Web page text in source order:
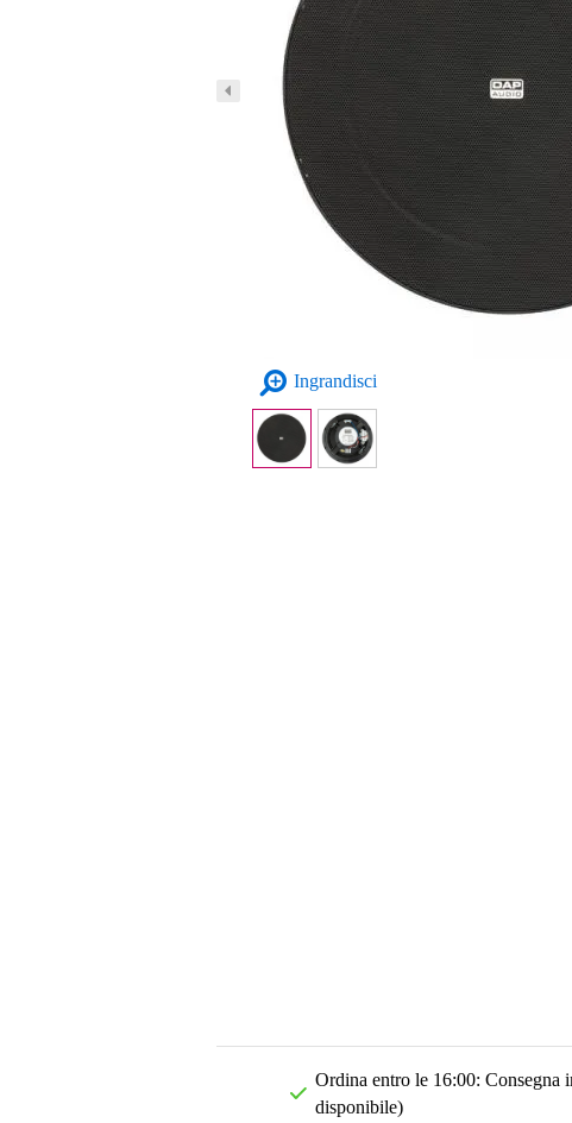
Ingrandisci
Ordina entro le 16:00: Consegna
disponibile)